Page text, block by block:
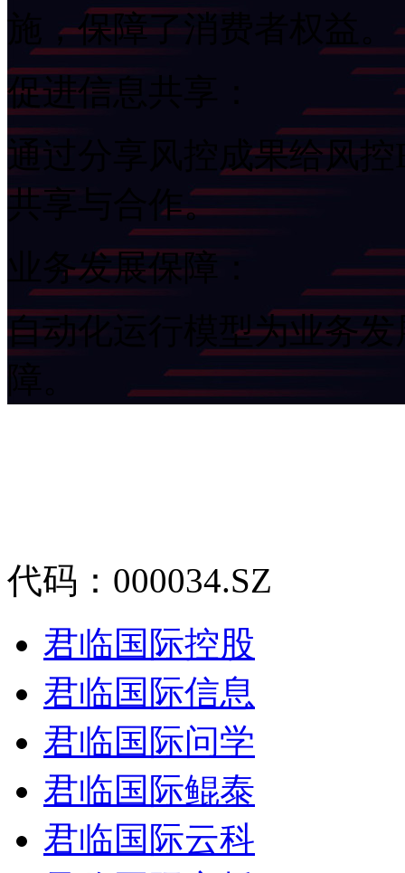
施，保障了消费者权益。
促进信息共享：
通过分享风控成果给风
共享与合作。
业务发展保障：
自动化运行模型为业务
代码：000034.SZ
君临国际控股
君临国际信息
君临国际问学
君临国际鲲泰
君临国际云科